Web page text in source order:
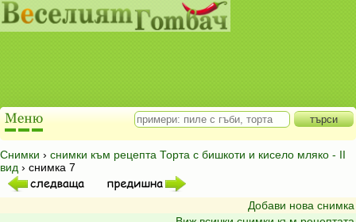
Снимки › снимки към рецепта Торта с бишкоти и кисело мляко - II
вид › снимка 7
Добави нова снимка